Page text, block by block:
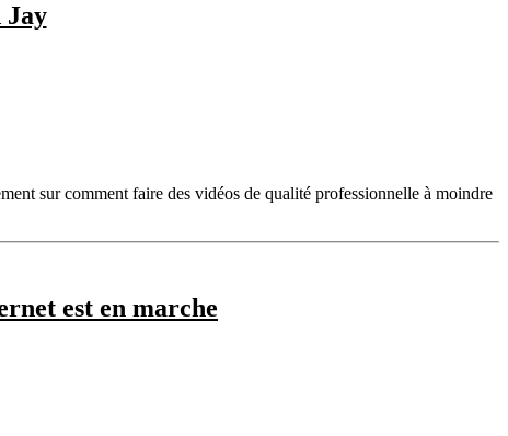
Jay
sur comment faire des vidéos de qualité professionnelle à moindre
est en marche